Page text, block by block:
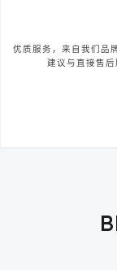
优质服务，来自我们品
建议与直接售后